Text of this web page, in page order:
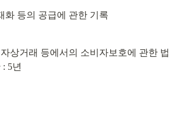
화 등의 공급에 관한 기록
상거래 등에서의 소비자보호에 관한 법
5년